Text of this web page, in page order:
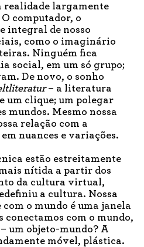
realidade largamente
computador, o
integral de nosso
como o imaginário
Ninguém fica
social, em um só grupo;
De novo, o sonho
– a literatura
um clique; um polegar
mundos. Mesmo nossa
relação com a
nuances e variações.
estão estreitamente
nítida a partir dos
da cultura virtual,
a cultura. Nossa
o mundo é uma janela
conectamos com o mundo,
um objeto-mundo? A
móvel, plástica.